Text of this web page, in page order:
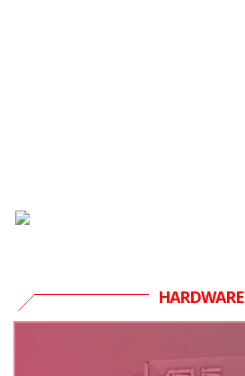
HARDWARE